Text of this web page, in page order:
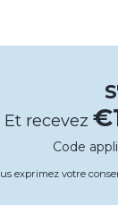
Et recevez
Code
exprimez votre